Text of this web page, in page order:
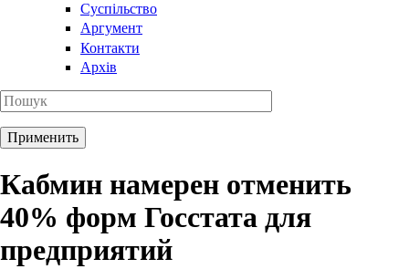
Суспільство
Аргумент
Контакти
Архів
Кабмин намерен отменить
40% форм Госстата для
предприятий